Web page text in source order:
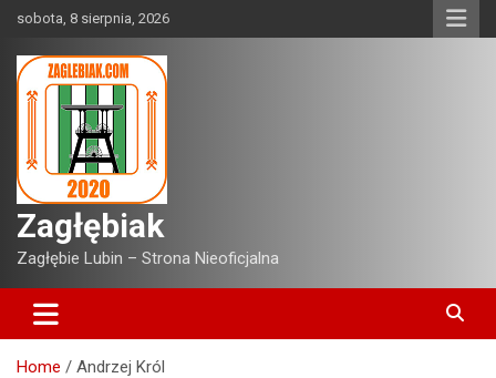
content
sobota, 8 sierpnia, 2026
Zagłębiak
Zagłębie Lubin – Strona Nieoficjalna
Home Andrzej Król